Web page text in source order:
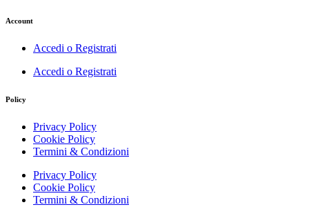
Account
Accedi o Registrati
Accedi o Registrati
Policy
Privacy Policy
Cookie Policy
Termini & Condizioni
Privacy Policy
Cookie Policy
Termini & Condizioni